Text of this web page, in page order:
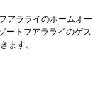
アラライのホームオー
ートフアラライのゲス
ます。